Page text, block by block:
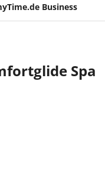
Business
Spa